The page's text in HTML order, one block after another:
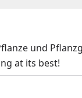
und
at its best!